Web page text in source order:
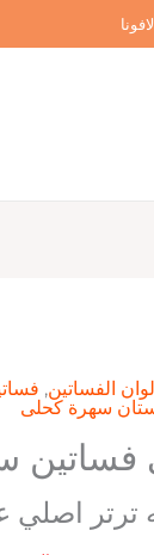
الفساتين,
سهرة كحلى
فساتين
ترتر اصلي